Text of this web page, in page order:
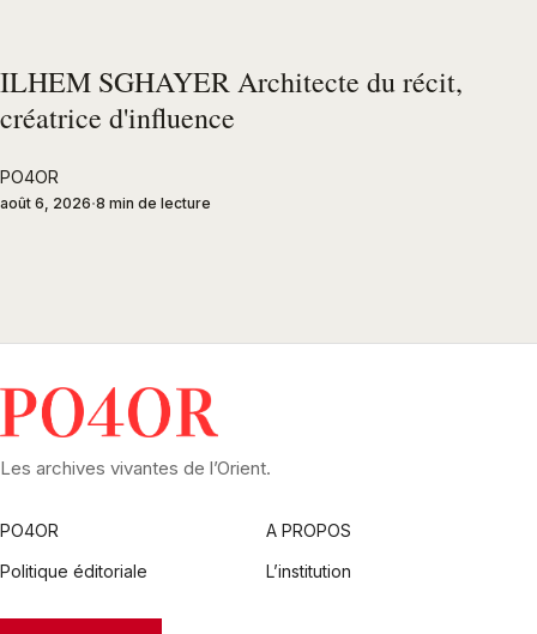
ILHEM SGHAYER Architecte du récit,
créatrice d'influence
PO4OR
août 6, 2026 8 min de lecture
Les archives vivantes de l’Orient.
PO4OR
A PROPOS
Politique éditoriale
L’institution